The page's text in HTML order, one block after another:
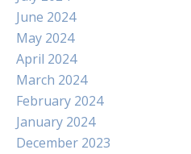
June 2024
May 2024
April 2024
March 2024
February 2024
January 2024
December 2023